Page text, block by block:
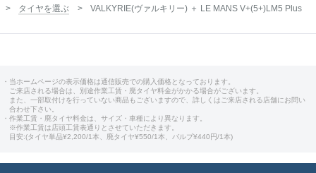
タイヤを選ぶ
VALKYRIE(ヴァルキリー) ＋ LE MANS V+(5+)LM5 Plus
・当ホームページの表示価格は通信販売での購入価格となっております。
ご来店される場合は、別途作業工賃・廃タイヤ料金がかかる場合がございます。
また、一部取付けを行っていない商品もございますので、詳しくはご来店される店舗にお問い
合わせ下さい。
・作業工賃・廃タイヤ料金は、サイズ・車種により異なります。
※作業工賃は店頭工賃表通りとさせていただきます。
目安:(タイヤ単品¥2,200/1本、廃タイヤ¥550/1本、バルブ¥440円/1本)